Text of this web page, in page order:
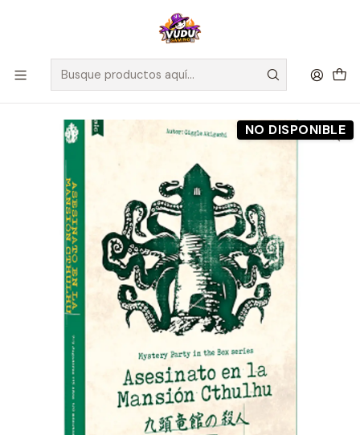
🚀 ¡Despachamos a todo Chile! Envío GRATIS a Regiones sobre
$100.000 y a RM sobre $35.000
Inicio Preventas Maldito Games
Preventa - Asesinato en la Mansion Cthulhu - Español
NO DISPONIBLE